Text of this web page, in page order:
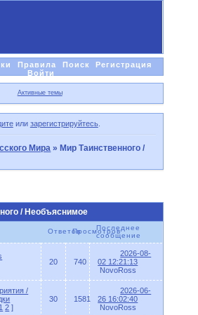
Правила Поиск
Регистрация
Войти
Активные темы
или зарегистрируйтесь.
Мира »Мир Таинственного /
/ Необъяснимое
ОтветовПросмотров
Последнее
сообщение
20 740
2026-08-
02 12:21:13
NovoRoss
/
1 2 ]
30 1581
2026-06-
26 16:02:40
NovoRoss